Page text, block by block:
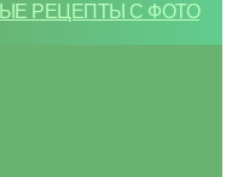
РЕЦЕПТЫ С ФОТО